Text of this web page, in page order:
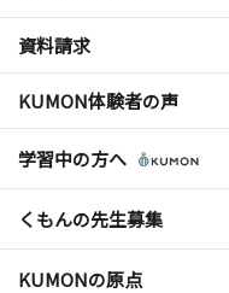
資料請求
KUMON体験者の声
学習中の方へ
くもんの先生募集
KUMONの原点